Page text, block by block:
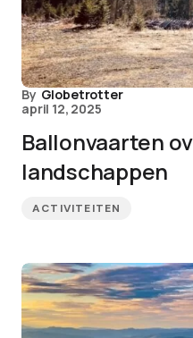
By Globetrotter
april 12, 2025
Ballonvaarten
landschappen
ACTIVITEITEN